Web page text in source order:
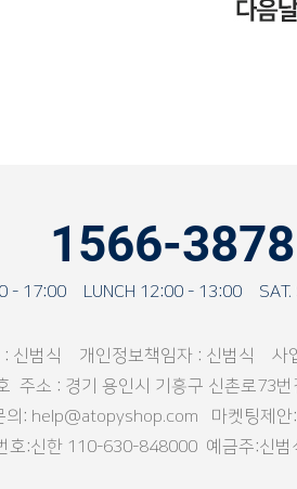
1566-3878
- 17:00 LUNCH 12:00 - 13:00 SAT.
: 신범식 개인정보책임자 : 신범식 사
주소 : 경기 용인시 기흥구 신촌로
의: help@atopyshop.com 마켓팅제
호:신한 110-630-848000 예금주:신범